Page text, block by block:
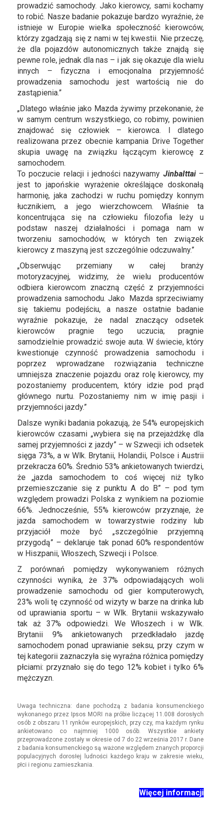
prowadzić samochody. Jako kierowcy, sami kochamy
to robić. Nasze badanie pokazuje bardzo wyraźnie, że
istnieje w Europie wielka społeczność kierowców,
którzy zgadzają się z nami w tej kwestii. Nie przeczę,
że dla pojazdów autonomicznych także znajdą się
pewne role, jednak dla nas – i jak się okazuje dla wielu
innych – fizyczna i emocjonalna przyjemność
prowadzenia samochodu jest wartością nie do
zastąpienia.”
„Dlatego właśnie jako Mazda żywimy przekonanie, że
w samym centrum wszystkiego, co robimy, powinien
znajdować się człowiek – kierowca. I dlatego
realizowana przez obecnie kampania Drive Together
skupia uwagę na związku łączącym kierowcę z
samochodem.
To poczucie relacji i jedności nazywamy JinbaIttai–
jest to japońskie wyrażenie określające doskonałą
harmonię, jaka zachodzi w ruchu pomiędzy konnym
łucznikiem, a jego wierzchowcem. Właśnie ta
koncentrująca się na człowieku filozofia leży u
podstaw naszej działalności i pomaga nam w
tworzeniu samochodów, w których ten związek
kierowcy z maszyną jest szczególnie odczuwalny.”
„Obserwując przemiany w całej branży
motoryzacyjnej, widzimy, że wielu producentów
odbiera kierowcom znaczną część z przyjemności
prowadzenia samochodu. Jako Mazda sprzeciwiamy
się takiemu podejściu, a nasze ostatnie badanie
wyraźnie pokazuje, że nadal znaczący odsetek
kierowców pragnie tego uczucia; pragnie
samodzielnie prowadzić swoje auta. W świecie, który
kwestionuje czynność prowadzenia samochodu i
poprzez wprowadzane rozwiązania techniczne
umniejsza znaczenie pojazdu oraz rolę kierowcy, my
pozostaniemy producentem, który idzie pod prąd
głównego nurtu. Pozostaniemy nim w imię pasji i
przyjemności jazdy.”
Dalsze wyniki badania pokazują, że 54% europejskich
kierowców czasami „wybiera się na przejażdżkę dla
samej przyjemności z jazdy” – w Szwecji ich odsetek
sięga 73%, a w Wlk. Brytanii, Holandii, Polsce i Austrii
przekracza 60%. Średnio 53% ankietowanych twierdzi,
że „jazda samochodem to coś więcej niż tylko
przemieszczanie się z punktu A do B” – pod tym
względem prowadzi Polska z wynikiem na poziomie
66%. Jednocześnie, 55% kierowców przyznaje, że
jazda samochodem w towarzystwie rodziny lub
przyjaciół może być „szczególnie przyjemną
przygodą” – deklaruje tak ponad 60% respondentów
w Hiszpanii, Włoszech, Szwecji i Polsce.
Z porównań pomiędzy wykonywaniem różnych
czynności wynika, że 37% odpowiadających woli
prowadzenie samochodu od gier komputerowych,
23% woli tę czynność od wizyty w barze na drinka lub
od uprawiania sportu – w Wlk. Brytanii wskazywało
tak aż 37% odpowiedzi. We Włoszech i w Wlk.
Brytanii 9% ankietowanych przedkładało jazdę
samochodem ponad uprawianie seksu, przy czym w
tej kategorii zaznaczyła się wyraźna różnica pomiędzy
płciami: przyznało się do tego 12% kobiet i tylko 6%
mężczyzn.
Uwaga techniczna: dane pochodzą z badania konsumenckiego
wykonanego przez Ipsos MORI na próbie liczącej 11.008 dorosłych
osób z obszaru 11 rynków europejskich, przy czy, ma każdym rynku
ankietowano co najmniej 1000 osób. Wszystkie ankiety
przeprowadzone zostały w okresie od 7 do 22 września 2017 r. Dane
z badania konsumenckiego są ważone względem znanych proporcji
populacyjnych dorosłej ludności każdego kraju w zakresie wieku,
płci i regionu zamieszkania.
Więcej informacji